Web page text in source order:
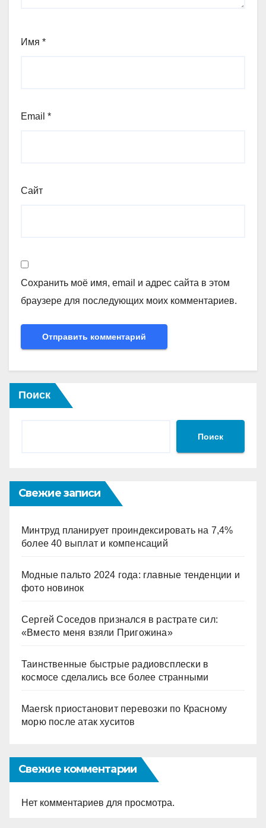
Имя *
Email *
Сайт
Сохранить моё имя, email и адрес сайта в этом
браузере для последующих моих комментариев.
Поиск
Поиск
Свежие записи
Минтруд планирует проиндексировать на 7,4%
более 40 выплат и компенсаций
Модные пальто 2024 года: главные тенденции и
фото новинок
Сергей Соседов признался в растрате сил:
«Вместо меня взяли Пригожина»
Таинственные быстрые радиовсплески в
космосе сделались все более странными
Maersk приостановит перевозки по Красному
морю после атак хуситов
Свежие комментарии
Нет комментариев для просмотра.